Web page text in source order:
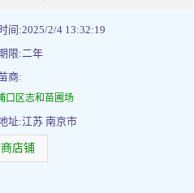
间:2025/2/4 13:32:19
限:二年
商:
口区志和苗圃场
址:江苏 南京市
店铺